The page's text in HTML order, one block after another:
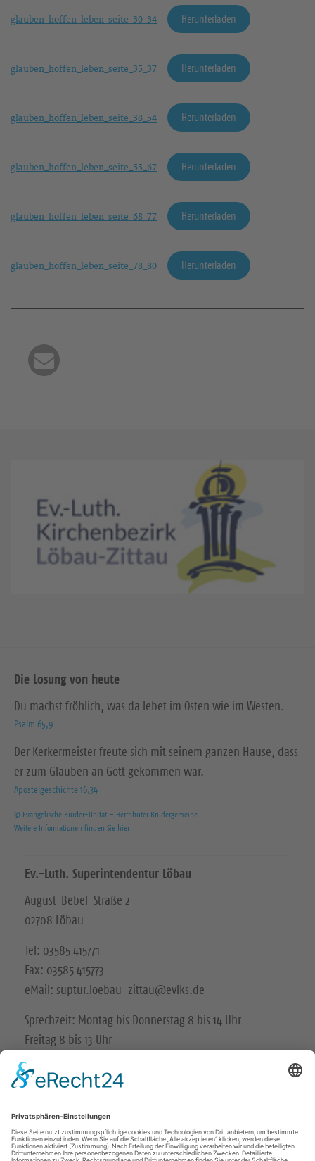
glauben_hoffen_leben_seite_30_34 Herunterladen
glauben_hoffen_leben_seite_35_37 Herunterladen
glauben_hoffen_leben_seite_38_54 Herunterladen
glauben_hoffen_leben_seite_55_67 Herunterladen
glauben_hoffen_leben_seite_68_77 Herunterladen
glauben_hoffen_leben_seite_78_80 Herunterladen
Die Losung von heute
Du machst fröhlich, was da lebet im Osten wie im Westen.
Psalm 65,9
Der Kerkermeister freute sich mit seinem ganzen Hause, dass
er zum Glauben an Gott gekommen war.
Apostelgeschichte 16,34
© Evangelische Brüder-Unität – Herrnhuter Brüdergemeine
Weitere Informationen finden Sie hier
Ev.-Luth. Superintendentur Löbau
August-Bebel-Straße 2
02708 Löbau
Tel: 03585 415771
Fax: 03585 415773
eMail: suptur.loebau_zittau@evlks.de
Sprechzeit: Montag bis Donnerstag 8 bis 14 Uhr
Freitag 8 bis 13 Uhr